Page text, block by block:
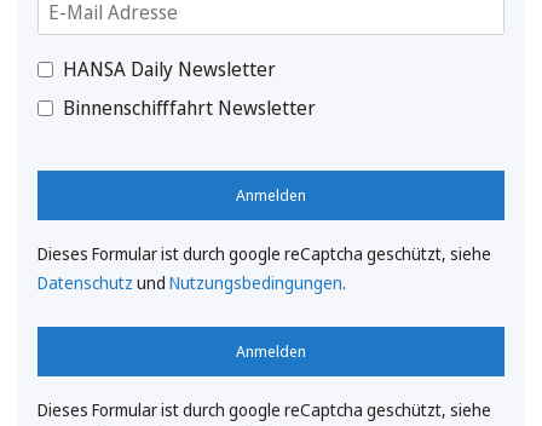
HANSA Daily Newsletter
Binnenschifffahrt Newsletter
Anmelden
Dieses Formular ist durch google reCaptcha geschützt, siehe
Datenschutz und Nutzungsbedingungen.
Anmelden
Dieses Formular ist durch google reCaptcha geschützt, siehe